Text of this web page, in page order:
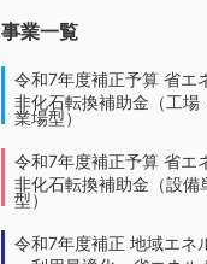
事業一覧
令和7年度補正予算 省エ
非化石転換補助金（工場
業場型）
令和7年度補正予算 省エ
非化石転換補助金（設備
型）
令和7年度補正 地域エネ